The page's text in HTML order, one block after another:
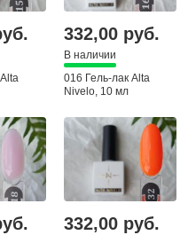
332,00 руб.
В наличии
016 Гель-лак Alta
Nivelo, 10 мл
332,00 руб.